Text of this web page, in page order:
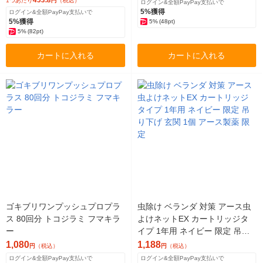
ログイン&全額PayPay支払いで
5%獲得
5%(82pt)
カートに入れる
ログイン&全額PayPay支払いで
5%獲得
5% (48pt)
カートに入れる
ゴキブリワンプッシュプロプラ
ス 80回分 トコジラミ フマキラ
ー
1,080円 （税込）
ログイン&全額PayPay支払いで
虫除け ベランダ 対策 アース虫
よけネットEX カートリッジタ
イプ 1年用 ネイビー 限定 吊り
下げ 玄関 1個 アース製薬 限定
1,188円 （税込）
ログイン&全額PayPay支払いで